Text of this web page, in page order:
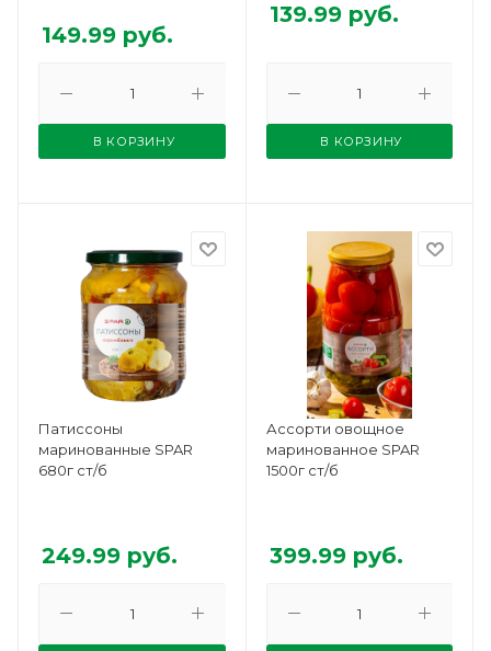
149.99 руб.
В КОРЗИНУ
139.99руб.
В КОРЗИНУ
Патиссоны
маринованные SPAR
680г ст/б
249.99 руб.
Ассорти овощное
маринованное SPAR
1500г ст/б
399.99руб.